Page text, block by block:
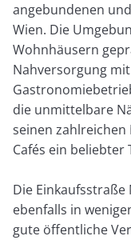
angebundenen
Wien. Die
Wohnhäusern
Nahversorgung
die unmittelbare
seinen
Cafés ein
Die
ebenfalls in
gute öffentliche